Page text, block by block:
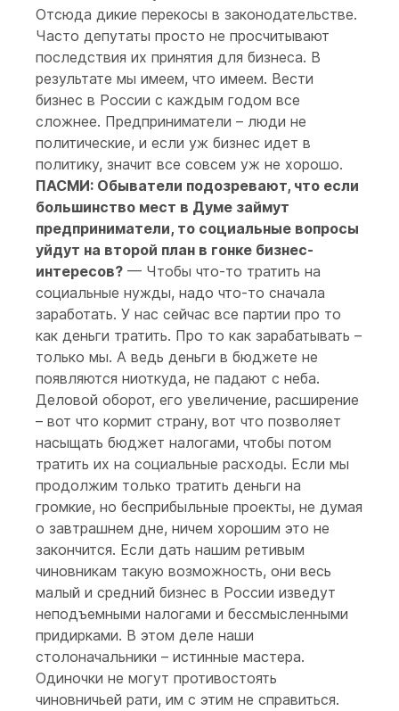
Отсюда дикие перекосы в законодательстве.
Часто депутаты просто не просчитывают
последствия их принятия для бизнеса. В
результате мы имеем, что имеем. Вести
бизнес в России с каждым годом все
сложнее. Предприниматели – люди не
политические, и если уж бизнес идет в
политику, значит все совсем уж не хорошо.
ПАСМИ: Обыватели подозревают, что если
большинство мест в Думе займут
предприниматели, то социальные вопросы
уйдут на второй план в гонке бизнес-
интересов? — Чтобы что-то тратить на
социальные нужды, надо что-то сначала
заработать. У нас сейчас все партии про то
как деньги тратить. Про то как зарабатывать –
только мы. А ведь деньги в бюджете не
появляются ниоткуда, не падают с неба.
Деловой оборот, его увеличение, расширение
– вот что кормит страну, вот что позволяет
насыщать бюджет налогами, чтобы потом
тратить их на социальные расходы. Если мы
продолжим только тратить деньги на
громкие, но бесприбыльные проекты, не думая
о завтрашнем дне, ничем хорошим это не
закончится. Если дать нашим ретивым
чиновникам такую возможность, они весь
малый и средний бизнес в России изведут
неподъемными налогами и бессмысленными
придирками. В этом деле наши
столоначальники – истинные мастера.
Одиночки не могут противостоять
чиновничьей рати, им с этим не справиться.